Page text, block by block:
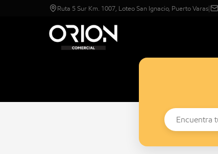
Ruta 5 Sur Km. 1007, Loteo San Ignacio, Puerto Varas|